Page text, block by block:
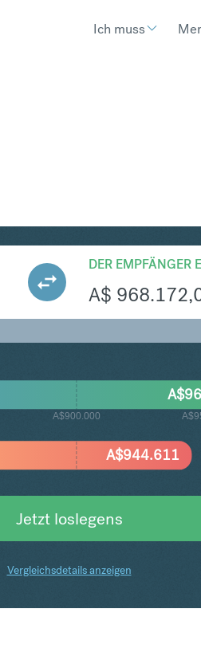
Ich muss
DER EMPFÄNGER
A$
A$900.000
A$944.611
A$
Jetzt loslegens
Vergleichsdetails anzeigen